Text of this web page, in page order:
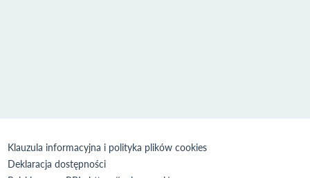
Klauzula informacyjna i polityka plików cookies
Deklaracja dostępności